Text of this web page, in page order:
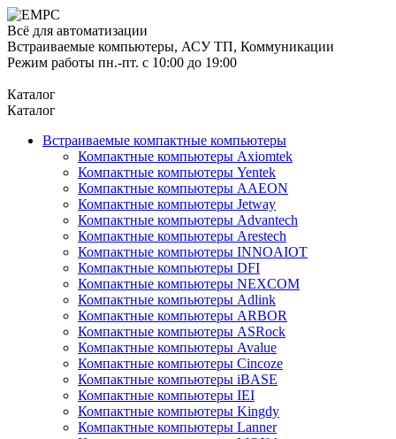
Всё для автоматизации
Встраиваемые компьютеры, АСУ ТП, Коммуникации
Режим работы пн.-пт. с 10:00 до 19:00
Каталог
Каталог
Встраиваемые компактные компьютеры
Компактные компьютеры Axiomtek
Компактные компьютеры Yentek
Компактные компьютеры AAEON
Компактные компьютеры Jetway
Компактные компьютеры Advantech
Компактные компьютеры Arestech
Компактные компьютеры INNOAIOT
Компактные компьютеры DFI
Компактные компьютеры NEXCOM
Компактные компьютеры Adlink
Компактные компьютеры ARBOR
Компактные компьютеры ASRock
Компактные компьютеры Avalue
Компактные компьютеры Cincoze
Компактные компьютеры iBASE
Компактные компьютеры IEI
Компактные компьютеры Kingdy
Компактные компьютеры Lanner